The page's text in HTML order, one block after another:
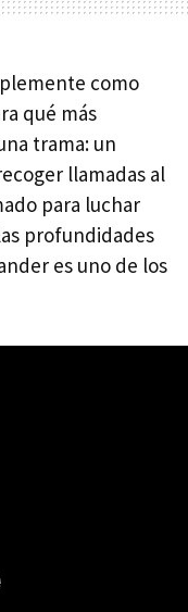
como
qué más
trama: un
llamadas al
para luchar
profundidades
es uno de los